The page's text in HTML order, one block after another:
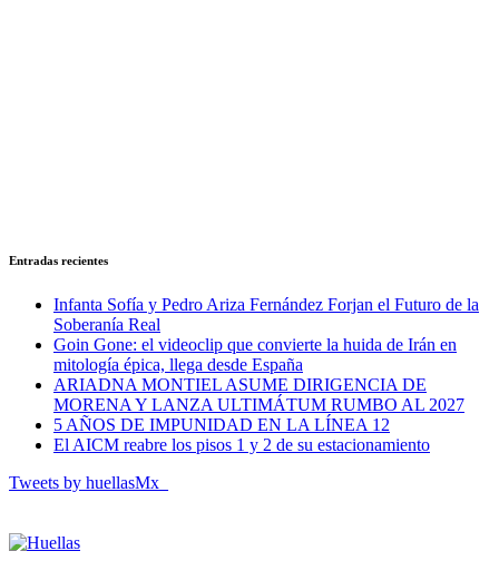
Entradas recientes
Infanta Sofía y Pedro Ariza Fernández Forjan el Futuro de la
Soberanía Real
Goin Gone: el videoclip que convierte la huida de Irán en
mitología épica, llega desde España
ARIADNA MONTIEL ASUME DIRIGENCIA DE
MORENA Y LANZA ULTIMÁTUM RUMBO AL 2027
5 AÑOS DE IMPUNIDAD EN LA LÍNEA 12
El AICM reabre los pisos 1 y 2 de su estacionamiento
Tweets by huellasMx_